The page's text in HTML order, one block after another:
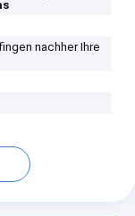
nachher Ihre